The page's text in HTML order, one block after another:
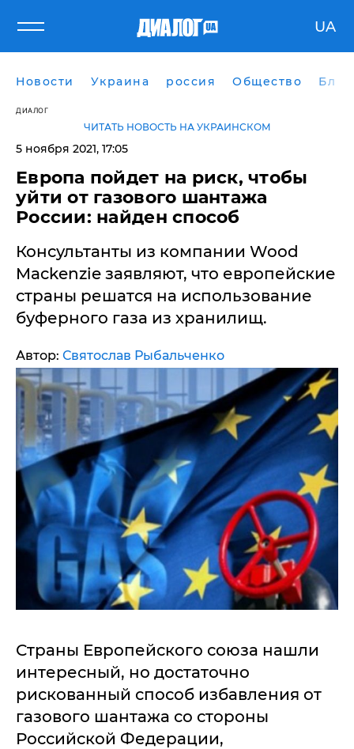
UA
Новости Украина россия Общество
ДИАЛОГ
ЧИТАТЬ НОВОСТЬ НА УКРАИНСКОМ
5 ноября 2021, 17:05
Европа пойдет на риск, чтобы
уйти от газового шантажа
России: найден способ
Консультанты из компании Wood
Mackenzie заявляют, что европейские
страны решатся на использование
буферного газа из хранилищ.
Автор: Святослав Рыбальченко
Страны Европейского союза нашли
интересный, но достаточно
рискованный способ избавления от
газового шантажа со стороны
Российской Федерации,